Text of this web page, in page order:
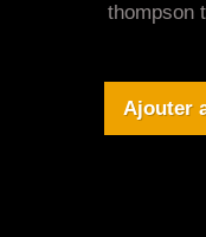
thompson
Ajouter